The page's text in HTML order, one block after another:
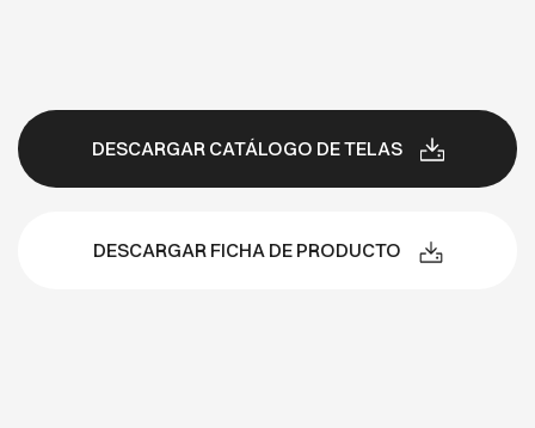
DESCARGAR CATÁLOGO DE TELAS
DESCARGAR FICHA DE PRODUCTO